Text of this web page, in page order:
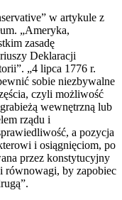
w artykule z
„Ameryka,
zasadę
Deklaracji
„4 lipca 1776 r.
sobie niezbywalne
czyli możliwość
wewnętrzną lub
rządu i
a pozycja
i osiągnięciom, po
przez konstytucyjny
równowagi, by zapobiec